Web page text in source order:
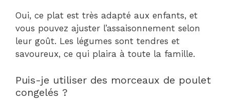
Oui, ce plat est très adapté aux enfants, et
vous pouvez ajuster l’assaisonnement selon
leur goût. Les légumes sont tendres et
savoureux, ce qui plaira à toute la famille.
Puis-je utiliser des morceaux de poulet
congelés ?